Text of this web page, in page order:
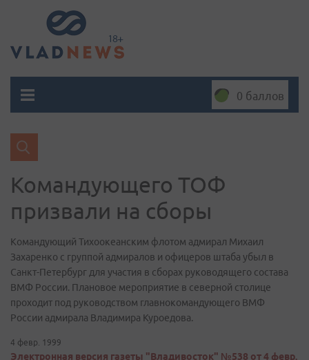
0 баллов
Командующего ТОФ
призвали на сборы
Командующий Тихоокеанским флотом адмирал Михаил
Захаренко с группой адмиралов и офицеров штаба убыл в
Санкт-Петербург для участия в сборах руководящего состава
ВМФ России. Плановое мероприятие в северной столице
проходит под руководством главнокомандующего ВМФ
России адмирала Владимира Куроедова.
4 февр. 1999
Электронная версия газеты "Владивосток" №538 от 4 февр.